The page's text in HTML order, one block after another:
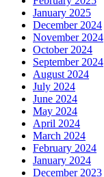
January 2025
December 2024
November 2024
October 2024
September 2024
August 2024
July 2024
June 2024
May 2024
April 2024
March 2024
February 2024
January 2024
December 2023